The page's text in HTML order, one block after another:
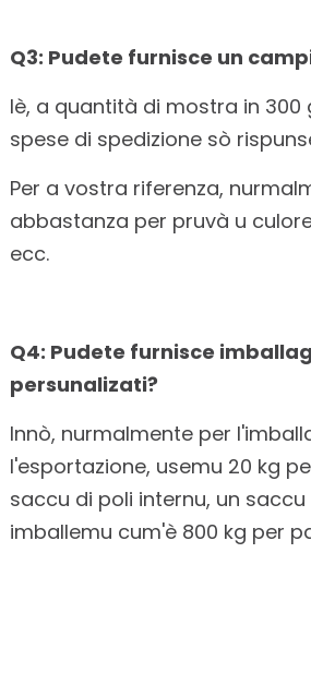
Q3: Pudete furnisce un
Iè, a quantità di mostra in 300
spese di spedizione sò
Per a vostra riferenza,
abbastanza per pruvà u
ecc.
Q4: Pudete furnisce
persunalizati?
Innò, nurmalmente per
l'esportazione, usemu 20 kg
saccu di poli internu, un
imballemu cum'è 800 kg per